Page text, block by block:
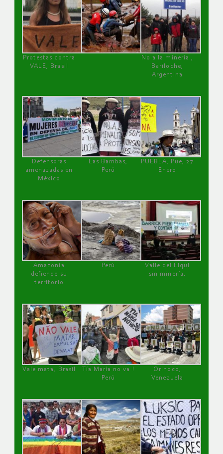
Protestas contra
VALE, Brasil
No a la minería ,
Bariloche,
Argentina
Defensoras
amenazadas en
México
Las Bambas,
Perú
PUEBLA, Pue, 27
Enero
Amazonía
defiende su
territorio
Perú
Valle del Elqui
sin minería.
Vale mata, Brasil
Tía María no va !
Perú
Orinoco,
Venezuela